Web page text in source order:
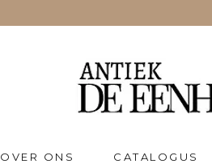
OVER ONS CATALOGUS